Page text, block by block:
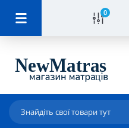
0